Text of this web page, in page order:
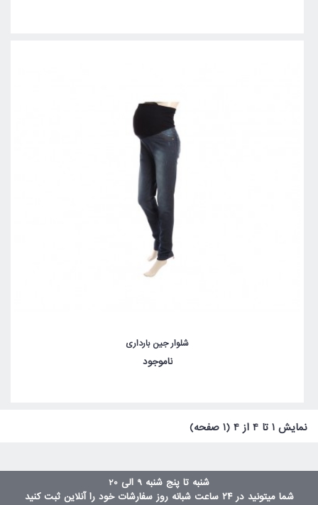
شلوار جین بارداری
ناموجود
نمايش 1 تا 4 از 4 (1 صفحه)
شنبه تا پنج شنبه 9 الی 20
شما میتونید در ۲۴ ساعت شبانه روز سفارشات خود را آنلاین ثبت کنید